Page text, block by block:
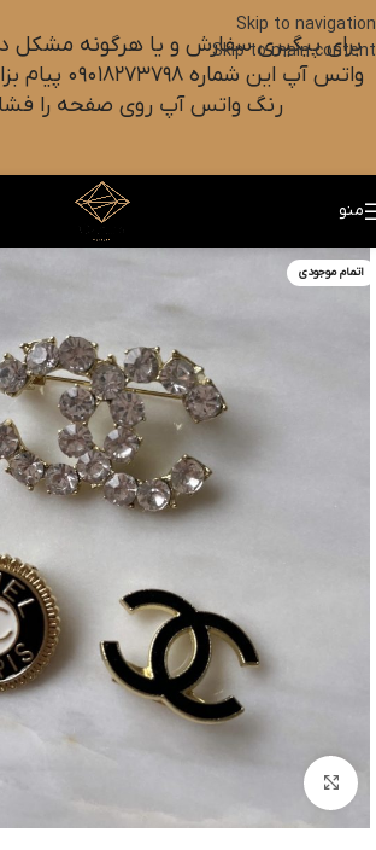
Skip to navigation
Skip to main content
برای پیگیری سفارش و یا هرگونه مشکل
واتس آپ این
رنگ واتس آپ روی صفحه را
منو
اتمام موجودی
بزرگنمایی تصویر